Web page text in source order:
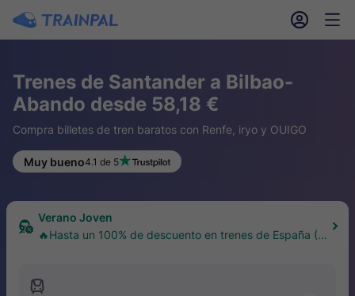
󱎓 󱒨
Trenes de Santander a Bilbao-
Abando desde 58,18 €
Compra billetes de tren baratos con Renfe, iryo y OUIGO
Muy bueno4.1 de 5
Verano Joven
🔥Hasta un 100% de descuento en trenes de España (1
󱍉